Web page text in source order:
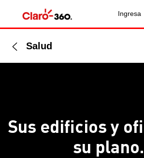
Ingresa
Salud
Sus edificios y
su plano.